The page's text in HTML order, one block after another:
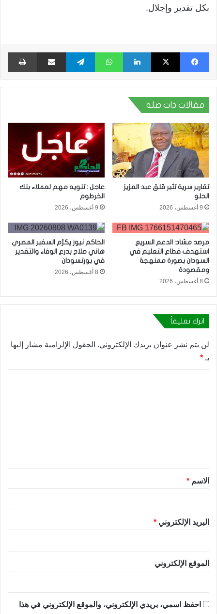
بكل تقدير وإجلال.
فيسبوك X لينكدإن واتساب تيلقرام مشاركة عبر البريد
مقالات ذات صلة
تقارير سرية تثير قلق عبد العزيز
الحلو
9 أغسطس، 2026
عاجل : تنويه مهم لعملاء بنك
الخرطوم
9 أغسطس، 2026
مرصد مشاد: الدعم السريع
استهدف قطاع التعليم في
السودان بصورة ممنهجة
ومقصودة
8 أغسطس، 2026
الحاكم نيوز يكرّم السفير المصري
هاني صلاح بدرع الوفاء والتقدير
في بورتسودان
8 أغسطس، 2026
اترك تعليقاً
لن يتم نشر عنوان بريدك الإلكتروني. الحقول الإلزامية مشار إليها
بـ *
*الاسم *
البريد الإلكتروني *
الموقع الإلكتروني
احفظ اسمي، بريدي الإلكتروني، والموقع الإلكتروني في هذا